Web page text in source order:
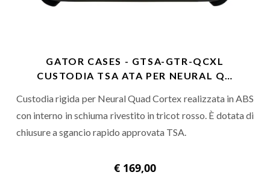
GATOR CASES - GTSA-GTR-QCXL
CUSTODIA TSA ATA PER NEURAL Q…
Custodia rigida per Neural Quad Cortex realizzata in ABS
con interno in schiuma rivestito in tricot rosso. È dotata di
chiusure a sgancio rapido approvata TSA.
€ 169,00